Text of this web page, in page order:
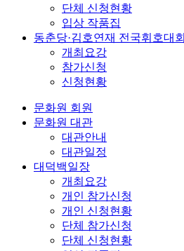
단체 신청현황
입상 작품집
동춘당·김호연재 전국휘호대회
개최요강
참가신청
신청현황
문화원 회원
문화원 대관
대관안내
대관일정
대덕백일장
개최요강
개인 참가신청
개인 신청현황
단체 참가신청
단체 신청현황